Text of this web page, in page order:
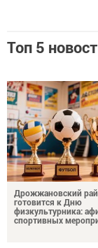
Топ 5
Дрожжановский
готовится к Дню
физкультурника:
спортивных